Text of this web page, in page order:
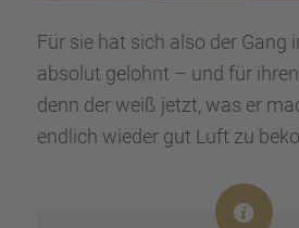
Für sie hat sich also der Gang
absolut gelohnt – und für
denn der weiß jetzt, was er
endlich wieder gut Luft zu